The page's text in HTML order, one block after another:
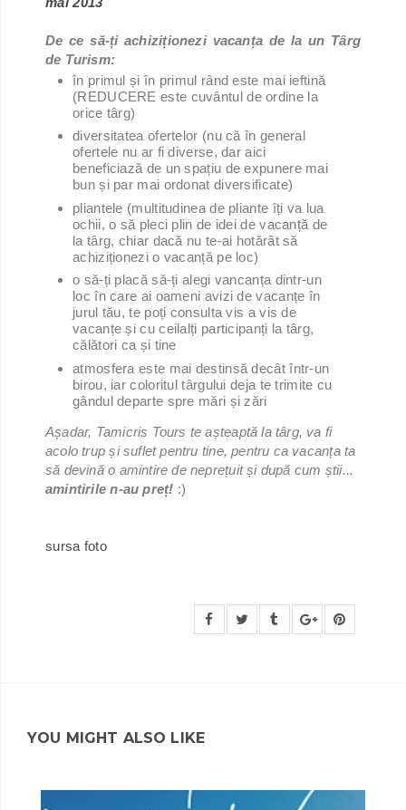
De ce să-ți achiziționezi vacanța de la un Târg
de Turism:
în primul și în primul rând este mai ieftină
(REDUCERE este cuvântul de ordine la
orice târg)
diversitatea ofertelor (nu că în general
ofertele nu ar fi diverse, dar aici
beneficiază de un spațiu de expunere mai
bun și par mai ordonat diversificate)
pliantele (multitudinea de pliante îți va lua
ochii, o să pleci plin de idei de vacanță de
la târg, chiar dacă nu te-ai hotărât să
achiziționezi o vacanță pe loc)
o să-ți placă să-ți alegi vancanța dintr-un
loc în care ai oameni avizi de vacanțe în
jurul tău, te poți consulta vis a vis de
vacanțe și cu ceilalți participanți la târg,
călători ca și tine
atmosfera este mai destinsă decât într-un
birou, iar coloritul târgului deja te trimite cu
gândul departe spre mări și zări
Așadar, Tamicris Tours te așteaptă la târg, va fi
acolo trup și suflet pentru tine, pentru ca vacanța ta
să devină o amintire de neprețuit și după cum știi...
amintirile n-au preț! :)
sursa foto
YOU MIGHT ALSO LIKE